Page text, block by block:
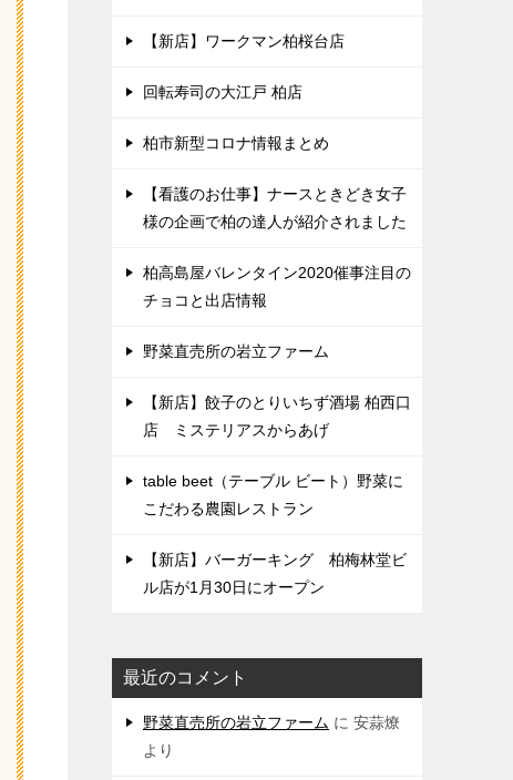
【新店】ワークマン柏桜台店
回転寿司の大江戸 柏店
柏市新型コロナ情報まとめ
【看護のお仕事】ナースときどき女子
様の企画で柏の達人が紹介されました
柏高島屋バレンタイン2020催事注目の
チョコと出店情報
野菜直売所の岩立ファーム
【新店】餃子のとりいちず酒場 柏西口
店 ミステリアスからあげ
table beet（テーブル ビート）野菜に
こだわる農園レストラン
【新店】バーガーキング 柏梅林堂ビ
ル店が1月30日にオープン
最近のコメント
野菜直売所の岩立ファーム に 安蒜燎
より